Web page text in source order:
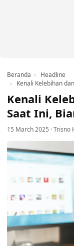
Beranda
Headline
Kenali Kelebihan
Kenali
Saat Ini,
15 March 2025 ·Trisno